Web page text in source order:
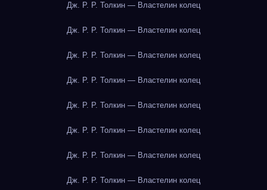
Дж. Р. Р. Толкин — Властелин колец
Дж. Р. Р. Толкин — Властелин колец
Дж. Р. Р. Толкин — Властелин колец
Дж. Р. Р. Толкин — Властелин колец
Дж. Р. Р. Толкин — Властелин колец
Дж. Р. Р. Толкин — Властелин колец
Дж. Р. Р. Толкин — Властелин колец
Дж. Р. Р. Толкин — Властелин колец